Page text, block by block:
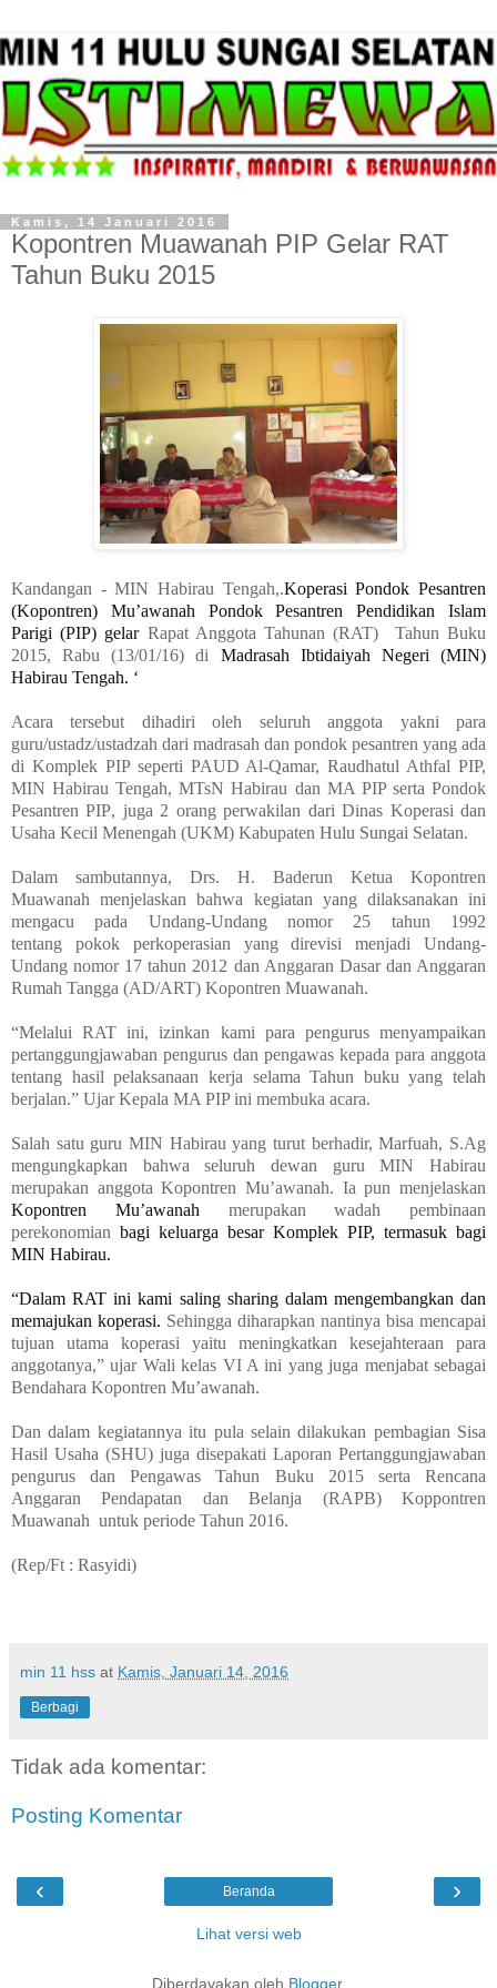
Kamis, 14 Januari 2016
Kopontren Muawanah PIP Gelar RAT
Tahun Buku 2015
Kandangan - MIN Habirau Tengah,.Koperasi Pondok Pesantren
(Kopontren) Mu’awanah Pondok Pesantren Pendidikan Islam
Parigi (PIP) gelar Rapat Anggota Tahunan (RAT)
Tahun Buku
2015, Rabu (13/01/16) di Madrasah Ibtidaiyah Negeri (MIN)
Habirau Tengah. ‘
Acaratersebut dihadirioleh seluruh anggota yakni para
guru/ustadz/ustadzah dari madrasah dan pondok pesantren yang ada
di Komplek PIP seperti PAUD Al-Qamar, Raudhatul Athfal PIP,
MIN Habirau Tengah, MTsN Habirau dan MA PIP serta Pondok
PesantrenPIP, juga 2 orang perwakilan dari Dinas Koperasi dan
Usaha Kecil Menengah (UKM) Kabupaten Hulu Sungai Selatan.
Dalam sambutannya, Drs. H. Baderun Ketua Kopontren
Muawanah menjelaskan bahwa kegiatan yang dilaksanakan ini
mengacu pada Undang-Undang nomor 25 tahun 1992
tentang pokok perkoperasian yang direvisi menjadi Undang-
Undang nomor 17 tahun 2012 dan Anggaran Dasar dan Anggaran
Rumah Tangga (AD/ART) Kopontren Muawanah.
“Melalui RAT ini, izinkan kami para pengurus menyampaikan
pertanggungjawaban pengurus dan pengawas kepada para anggota
tentang hasil pelaksanaan kerja selama Tahun buku yang telah
berjalan.” UjarKepala MA PIP ini membuka acara.
Salah satu guru MIN Habirau yang turut berhadir, Marfuah, S.Ag
mengungkapkan bahwa seluruh dewan guru MIN Habirau
merupakan anggota Kopontren Mu’awanah. Ia pun menjelaskan
Kopontren Mu’awanah merupakan
wadah pembinaan
perekonomian bagi keluarga besar Komplek PIP, termasuk bagi
MIN Habirau.
“Dalam RAT ini kami saling sharing dalam mengembangkan dan
memajukan koperasi. Sehingga diharapkan nantinya bisa mencapai
tujuan utama koperasi yaitu meningkatkan kesejahteraan para
anggotanya,” ujar Wali kelas VI A ini yang juga menjabat sebagai
Bendahara Kopontren Mu’awanah.
Dan dalam kegiatannya itu pula selain dilakukan pembagian Sisa
Hasil Usaha (SHU) juga disepakati Laporan Pertanggungjawaban
pengurus dan Pengawas Tahun Buku 201 5serta Rencana
Anggaran Pendapatan dan Belanja (RAPB) Koppontren
Muawanah untuk periode Tahun 2016.
(Rep/Ft : Rasyidi)
min 11 hss at Kamis, Januari 14, 2016
Berbagi
Tidak ada komentar:
Posting Komentar
‹ ›
Beranda
Lihat versi web
Diberdayakan oleh Blogger.